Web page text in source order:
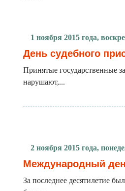
1 ноября 2015 года,
День судебного
Принятые государственные
нарушают,...
2 ноября 2015 года,
Международный
За последнее десятилетие